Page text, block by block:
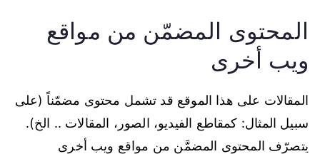
المحتوى المضمّن من مواقع
ويب أخرى
المقالات على هذا الموقع قد تشمل محتوى مضمّناً (على
سبيل المثال: كمقاطع الفيديو، الصور، المقالات .. الخ).
يتصرّف المحتوى المضمَّن من مواقع ويب أخرى